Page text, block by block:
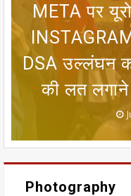
SIR फॉर्म
रजिस्ट्रेशन
आसान रास्ता;
META पर
DSA उल्लंघन
की लत लगाने
जन्म
नागरिक नहीं
कोर्ट
मानसून पर
तक आंधी-
सीतामढ़ी
गंदा नाले का
Photography